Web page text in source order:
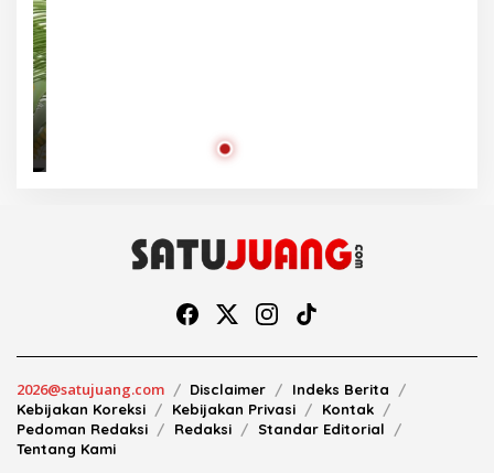
2026@satujuang.com Disclaimer
Indeks Berita
Kebijakan Koreksi
Kebijakan Privasi
Kontak
Pedoman Redaksi
Redaksi
Standar Editorial
Tentang Kami